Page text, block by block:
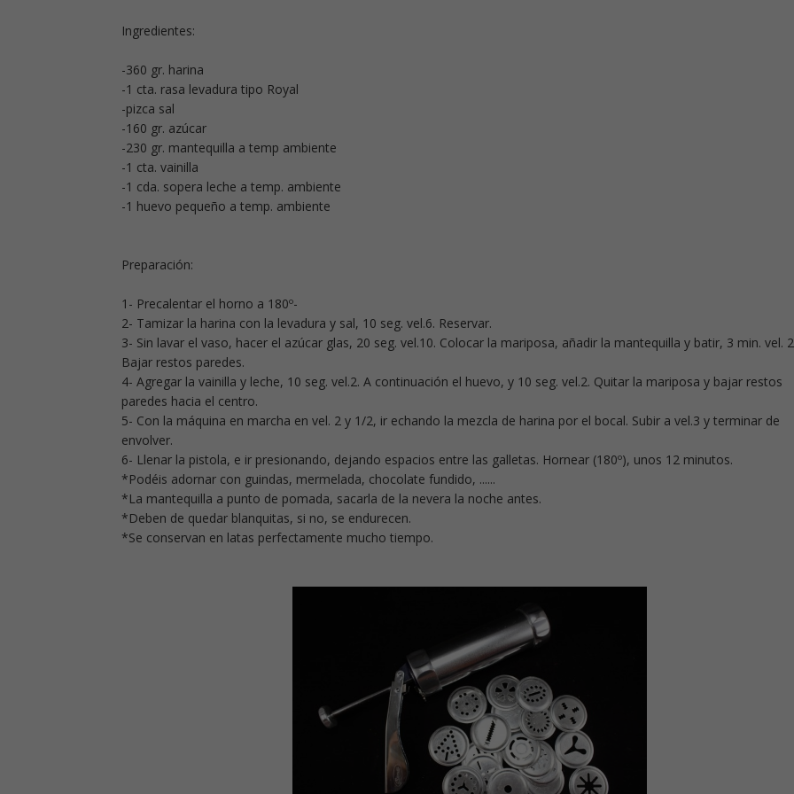
Ingredientes:
-360 gr. harina
-1 cta. rasa levadura tipo Royal
-pizca sal
-160 gr. azúcar
-230 gr. mantequilla a temp ambiente
-1 cta. vainilla
-1 cda. sopera leche a temp. ambiente
-1 huevo pequeño a temp. ambiente
Preparación:
1- Precalentar el horno a 180º-
2- Tamizar la harina con la levadura y sal, 10 seg. vel.6. Reservar.
3- Sin lavar el vaso, hacer el azúcar glas, 20 seg. vel.10. Colocar la mariposa, añadir la mantequilla y batir, 3 min. vel.
Bajar restos paredes.
4- Agregar la vainilla y leche, 10 seg. vel.2. A continuación el huevo, y 10 seg. vel.2. Quitar la mariposa y bajar restos
paredes hacia el centro.
5- Con la máquina en marcha en vel. 2 y 1/2, ir echando la mezcla de harina por el bocal. Subir a vel.3 y terminar de
envolver.
6- Llenar la pistola, e ir presionando, dejando espacios entre las galletas. Hornear (180º), unos 12 minutos.
*Podéis adornar con guindas, mermelada, chocolate fundido, ......
*La mantequilla a punto de pomada, sacarla de la nevera la noche antes.
*Deben de quedar blanquitas, si no, se endurecen.
*Se conservan en latas perfectamente mucho tiempo.